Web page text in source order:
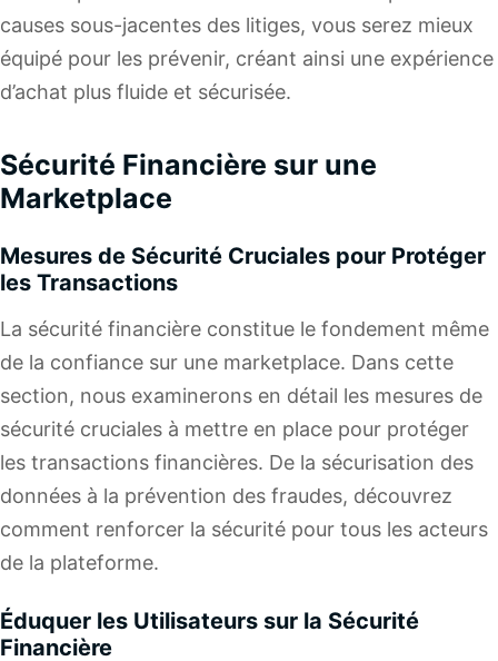
causes sous-jacentes des litiges, vous serez mieux
équipé pour les prévenir, créant ainsi une expérience
d’achat plus fluide et sécurisée.
Sécurité Financière sur une
Marketplace
Mesures de Sécurité Cruciales pour Protéger
les Transactions
La sécurité financière constitue le fondement même
de la confiance sur une marketplace. Dans cette
section, nous examinerons en détail les mesures de
sécurité cruciales à mettre en place pour protéger
les transactions financières. De la sécurisation des
données à la prévention des fraudes, découvrez
comment renforcer la sécurité pour tous les acteurs
de la plateforme.
Éduquer les Utilisateurs sur la Sécurité
Financière